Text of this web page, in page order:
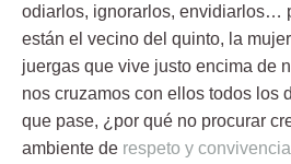
odiarlos, ignorarlos, envidiarlos…
están el vecino del quinto, la
juergas que vive justo encima de
nos cruzamos con ellos todos los
que pase, ¿por qué no procurar
ambiente de respeto y convivencia